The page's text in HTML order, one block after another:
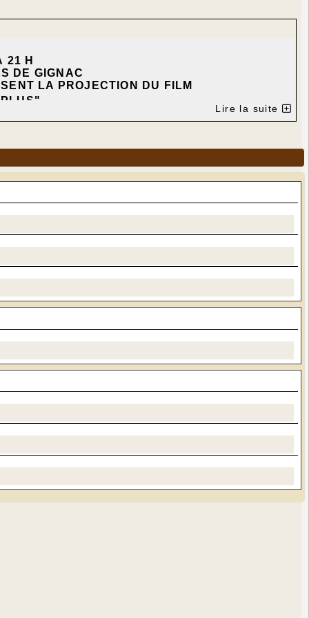
21 H
DE GIGNAC
LA PROJECTION DU FILM
"
Lire la suite